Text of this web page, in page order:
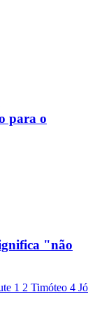
para o
"não
1 2 Timóteo 4 Jó